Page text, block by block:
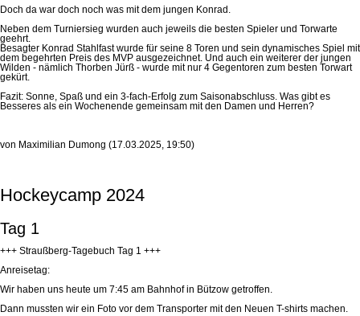
Doch da war doch noch was mit dem jungen Konrad.
Neben dem Turniersieg wurden auch jeweils die besten Spieler und Torwarte
geehrt.
Besagter Konrad Stahlfast wurde für seine 8 Toren und sein dynamisches Spiel mit
dem begehrten Preis des MVP ausgezeichnet. Und auch ein weiterer der jungen
Wilden - nämlich Thorben Jürß - wurde mit nur 4 Gegentoren zum besten Torwart
gekürt.
Fazit: Sonne, Spaß und ein 3-fach-Erfolg zum Saisonabschluss. Was gibt es
Besseres als ein Wochenende gemeinsam mit den Damen und Herren?
von Maximilian Dumong (17.03.2025, 19:50)
Hockeycamp 2024
Tag 1
+++ Straußberg-Tagebuch Tag 1 +++
Anreisetag:
Wir haben uns heute um 7:45 am Bahnhof in Bützow getroffen.
Dann mussten wir ein Foto vor dem Transporter mit den Neuen T-shirts machen.